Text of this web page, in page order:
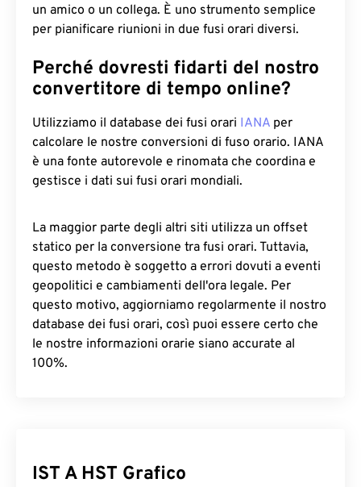
un amico o un collega. È uno strumento semplice
per pianificare riunioni in due fusi orari diversi.
Perché dovresti fidarti del nostro
convertitore di tempo online?
Utilizziamo il database dei fusi orari IANA per
calcolare le nostre conversioni di fuso orario. IANA
è una fonte autorevole e rinomata che coordina e
gestisce i dati sui fusi orari mondiali.
La maggior parte degli altri siti utilizza un offset
statico per la conversione tra fusi orari. Tuttavia,
questo metodo è soggetto a errori dovuti a eventi
geopolitici e cambiamenti dell'ora legale. Per
questo motivo, aggiorniamo regolarmente il nostro
database dei fusi orari, così puoi essere certo che
le nostre informazioni orarie siano accurate al
100%.
IST A HST Grafico